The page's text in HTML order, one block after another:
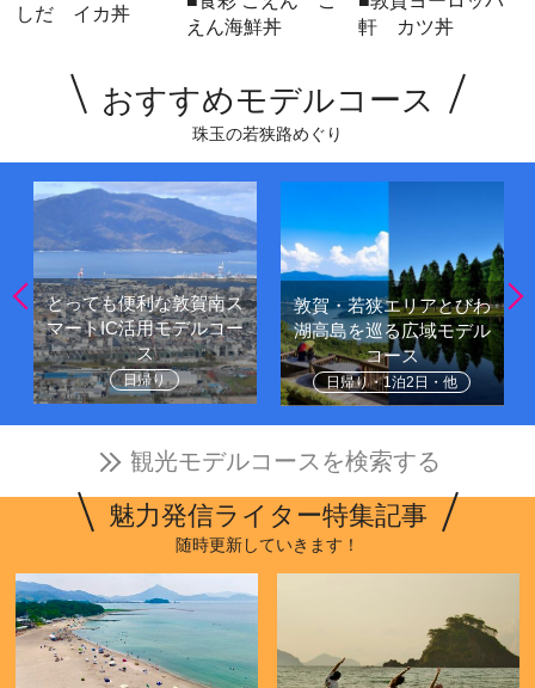
しだ イカ丼
えん海鮮丼
軒 カツ丼
おすすめモデルコース
珠玉の若狭路めぐり
とっても便利な敦賀南ス
マートIC活用モデルコー
ス
日帰り
敦賀・若狭エリアとびわ
湖高島を巡る広域モデル
コース
日帰り・1泊2日・他
観光モデルコースを検索する
魅力発信ライター特集記事
随時更新していきます！